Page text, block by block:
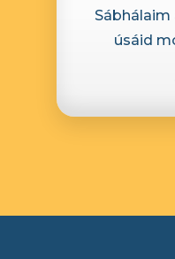
Sábhálaim
úsáid